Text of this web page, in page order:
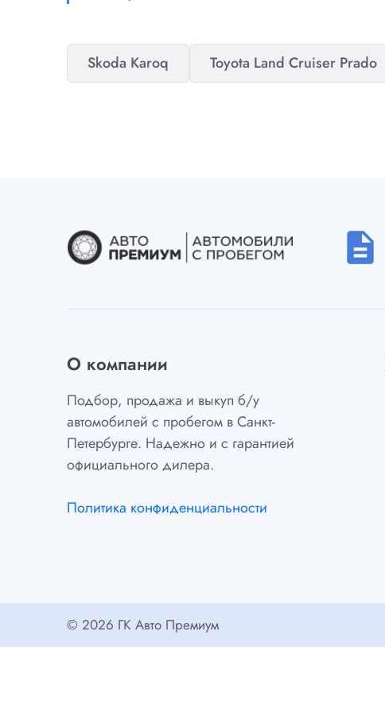
Skoda Karoq Toyota Land Cruiser Prado
description
О компании
Подбор, продажа и выкуп б/у
автомобилей с пробегом в Санкт-
Петербурге. Надежно и с гарантией
официального дилера.
Политика конфиденциальности
© 2026 ГК Авто Премиум